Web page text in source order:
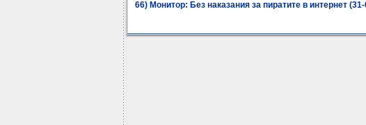
66) Монитор: Без наказания за пиратите в интернет